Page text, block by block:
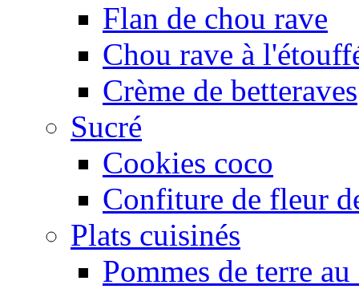
Flan de chou rave
Chou rave à
Crème de betteraves
Sucré
Cookies coco
Confiture de fleur
Plats cuisinés
Pommes de terre